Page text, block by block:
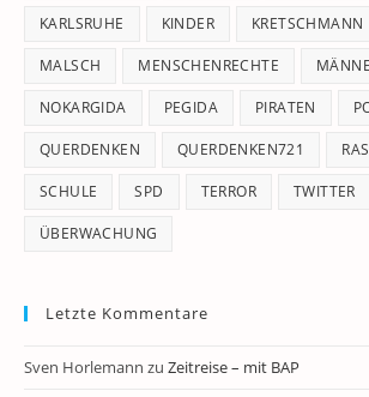
KARLSRUHE KINDER KRETSCHMANN
MALSCH MENSCHENRECHTE
NOKARGIDA PEGIDA PIRATEN
QUERDENKEN QUERDENKEN721
SCHULE SPD TERROR TWITTER
ÜBERWACHUNG
Letzte Kommentare
Sven Horlemann zu Zeitreise – mit BAP